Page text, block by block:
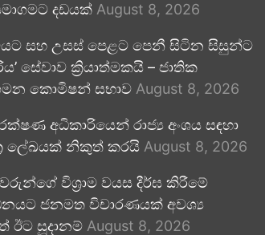
දඩයක් August 8, 2026
සහ උසස් පෙළට පෙනී සිටින සිසුන්ට
සේවාව ක්‍රියාත්මකයි – ජාතික
කොමිෂන් සභාව August 8, 2026
අධිකාරියෙන් රාජ්‍ය අංශය සඳහා
ලේඛයක් නිකුත් කරයි August 8, 2026
විශ්‍රාම වයස දීර්ඝ කිරීමේ
ජනමත විචාරණයක් අවශ්‍ය
ඊට සූදානම් August 8, 2026